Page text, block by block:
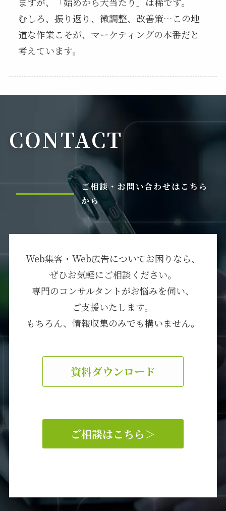
むしろ、振り返り、微調整、改善策…この地
道な作業こそが、マーケティングの本番だと
考えています。
CONTACT
ご相談・お問い合わせはこちら
から
Web集客・Web広告についてお困りなら、
ぜひお気軽にご相談ください。
専門のコンサルタントがお悩みを伺い、
ご支援いたします。
もちろん、情報収集のみでも構いません。
資料ダウンロード
ご相談はこちら＞